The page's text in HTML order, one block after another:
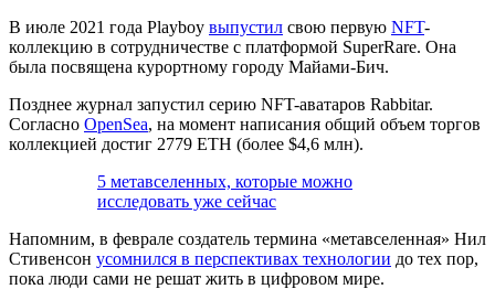
В июле 2021 года Playboy выпустил свою первую NFT-
коллекцию в сотрудничестве с платформой SuperRare. Она
была посвящена курортному городу Майами-Бич.
Позднее журнал запустил серию NFT-аватаров Rabbitar.
Согласно OpenSea, на момент написания общий объем торгов
коллекцией достиг 2779 ETH (более $4,6 млн).
5 метавселенных, которые можно
исследовать уже сейчас
Напомним, в феврале создатель термина «метавселенная» Нил
Стивенсон усомнился в перспективах технологии до тех пор,
пока люди сами не решат жить в цифровом мире.